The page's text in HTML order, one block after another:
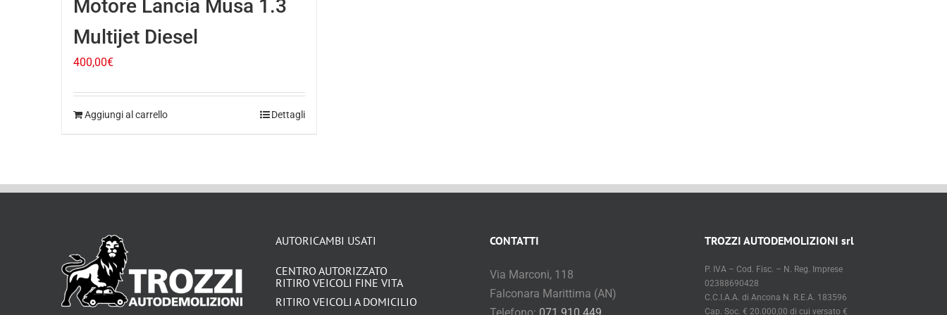
Motore Lancia Musa 1.3
Multijet Diesel
400,00€
Aggiungi al carrello Dettagli
AUTORICAMBI USATI
CENTRO AUTORIZZATO
RITIRO VEICOLI FINE VITA
RITIRO VEICOLI A DOMICILIO
CONTATTI
Via Marconi, 118
Falconara Marittima (AN)
TROZZI AUTODEMOLIZIONI srl
P. IVA – Cod. Fisc. – N. Reg. Imprese
02388690428
C.C.I.A.A. di Ancona N. R.E.A. 183596
Cap. Soc. € 20.000,00 di cui versato €